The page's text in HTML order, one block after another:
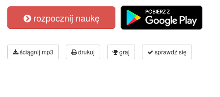
rozpocznij naukę
ściągnij mp3 drukuj graj sprawdź się